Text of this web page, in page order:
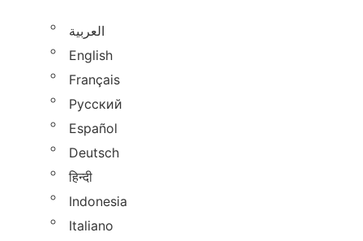
العربية
English
Français
Русский
Español
Deutsch
हिन्दी
Indonesia
Italiano